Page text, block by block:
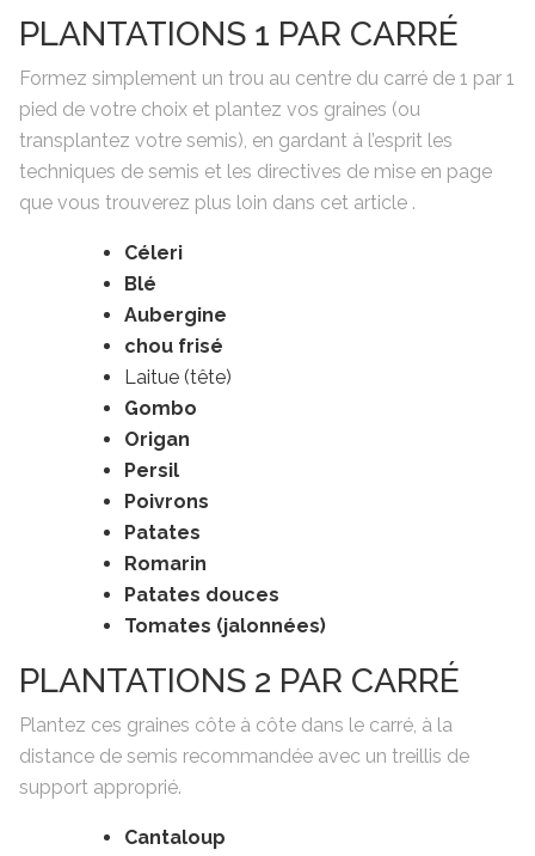
PLANTATIONS 1 PAR CARRÉ
Formez simplement un trou au centre du carré de 1 par 1
pied de votre choix et plantez vos graines (ou
transplantez votre semis), en gardant à l’esprit les
techniques de semis et les directives de mise en page
que vous trouverez plus loin dans cet article .
Céleri
Blé
Aubergine
chou frisé
Laitue (tête)
Gombo
Origan
Persil
Poivrons
Patates
Romarin
Patates douces
Tomates (jalonnées)
PLANTATIONS 2 PAR CARRÉ
Plantez ces graines côte à côte dans le carré, à la
distance de semis recommandée avec un treillis de
support approprié.
Cantaloup